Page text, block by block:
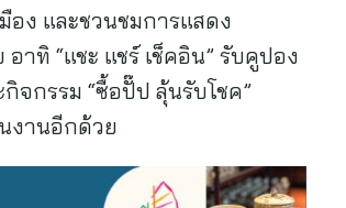
ง และชวนชมการแสดง
ทิ “แชะ แชร์ เช็คอิน” รับคูปอง
จกรรม “ซื้อปั๊ป ลุ้นรับโชค”
งานอีกด้วย